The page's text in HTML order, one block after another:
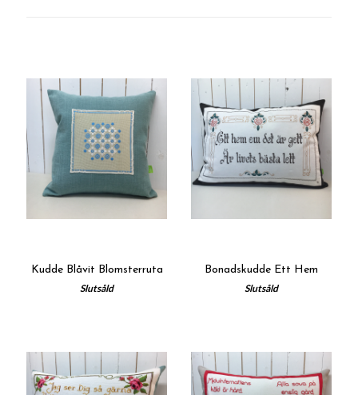
Kudde Blåvit Blomsterruta
Slutsåld
Bonadskudde Ett Hem
Slutsåld